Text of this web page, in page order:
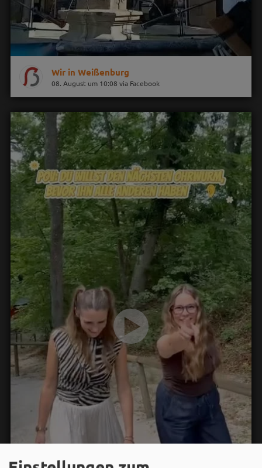
Wir in Weißenburg
08. August um 10:08 via Facebook